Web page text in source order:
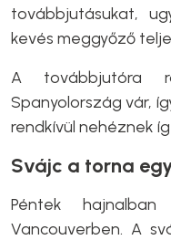
továbbjutásukat,
kevés meggyőző
A továbbjutóra
Spanyolország vár,
rendkívül nehéznek
Svájc a torna
Péntek
Vancouverben. A